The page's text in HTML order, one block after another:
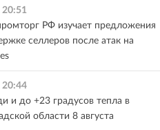
20:51
РФ изучает предложения
селлеров после атак на
20:44
и до +23 градусов тепла в
области 8 августа